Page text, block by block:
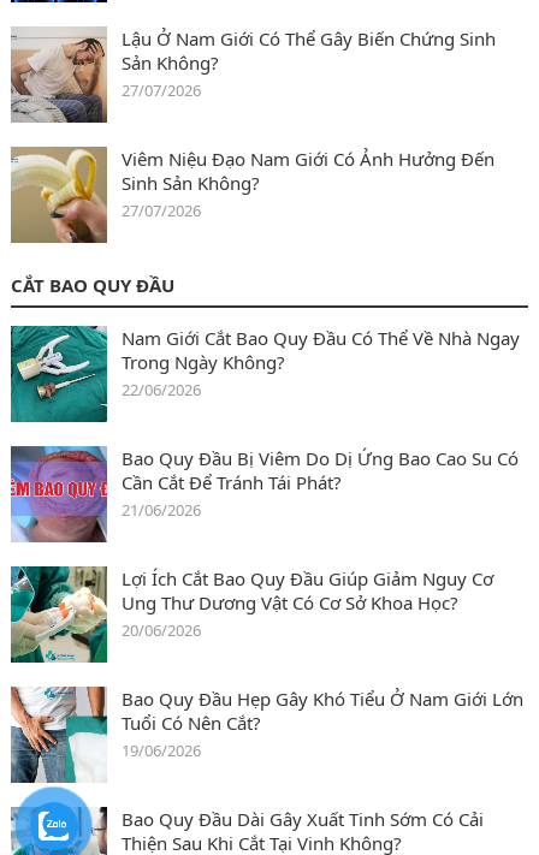
Lậu Ở Nam Giới Có Thể Gây Biến Chứng Sinh
Sản Không?
27/07/2026
Viêm Niệu Đạo Nam Giới Có Ảnh Hưởng Đến
Sinh Sản Không?
27/07/2026
CẮT BAO QUY ĐẦU
Nam Giới Cắt Bao Quy Đầu Có Thể Về Nhà Ngay
Trong Ngày Không?
22/06/2026
Bao Quy Đầu Bị Viêm Do Dị Ứng Bao Cao Su Có
Cần Cắt Để Tránh Tái Phát?
21/06/2026
Lợi Ích Cắt Bao Quy Đầu Giúp Giảm Nguy Cơ
Ung Thư Dương Vật Có Cơ Sở Khoa Học?
20/06/2026
Bao Quy Đầu Hẹp Gây Khó Tiểu Ở Nam Giới Lớn
Tuổi Có Nên Cắt?
19/06/2026
Bao Quy Đầu Dài Gây Xuất Tinh Sớm Có Cải
Thiện Sau Khi Cắt Tại Vinh Không?